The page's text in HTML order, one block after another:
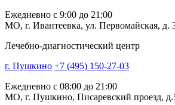
Ежедневно с 9:00 до 21:00
МО, г. Ивантеевка, ул. Первомайская, д.
Лечебно-диагностический центр
г. Пушкино +7 (495) 150-27-03
Ежедневно с 08:00 до 21:00
МО, г. Пушкино, Писаревский проезд,